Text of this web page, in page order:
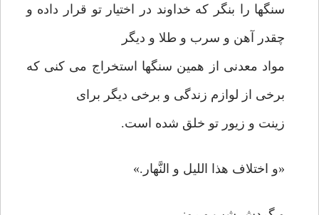
سنگها را بنگر که خداوند در اختیار تو قرار داده و
چقدر آهن و سرب و طلا و دیگر
مواد معدنی از همین سنگها استخراج می کنی که
برخی از لوازم زندگی و برخی دیگر برای
زینت و زیور تو خلق شده است.
«و اختلاف هذا اللیل و النَّهار.»